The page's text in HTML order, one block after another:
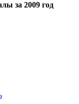
за 2009 год